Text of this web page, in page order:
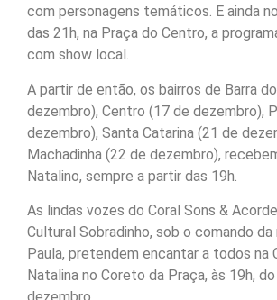
com personagens temáticos. E ainda
das 21h, na Praça do Centro, a
com show local.
A partir de então, os bairros de Barra
dezembro), Centro (17 de dezembro),
dezembro), Santa Catarina (21 de
Machadinha (22 de dezembro),
Natalino, sempre a partir das 19h.
As lindas vozes do Coral Sons &
Cultural Sobradinho, sob o comando
Paula, pretendem encantar a todos na
Natalina no Coreto da Praça, às 19h,